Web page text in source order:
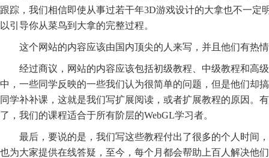
跟踪，我们相信即使从事过若干年3D游戏设计的大拿也不一
以引导你从菜鸟到大拿的完整过程。
这个网站的内容应该由国内顶尖的人来写，并且他们有热
经过商议，网站的内容应该包括初级教程、中级教程和高
中，一些同学反映的一些我们认为很简单的问题，但是他们却
同学补补课，这就是我们写扩展阅读，或者扩展教程的原因。
了，我们的课程适合于所有阶层的WebGL学习者。
最后，要说的是，我们写这些教程付出了很多的个人时间
也为大家提供在线答疑，至今，每个月都会帮助上百人解决他